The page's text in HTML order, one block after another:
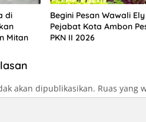
di
Mitan
Begini Pesan Wawali Ely
Pejabat Kota Ambon
PKN II 2026
akan dipublikasikan. Ruas yang